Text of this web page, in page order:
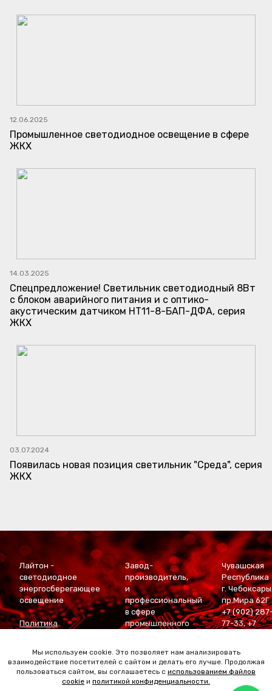
12.06.2025
Промышленное светодиодное освещение в сфере
ЖКХ
14.03.2025
Спецпредложение! Светильник светодиодный 8Вт
с блоком аварийного питания и с оптико-
акустическим датчиком НТ11-8-БАП-ДФА, серия
ЖКХ
03.07.2024
Появилась новая позиция светильник "Среда", серия
ЖКХ
Лайтон -
светодиодное
энергосберегающее
освещение
Политика
использования
файлов cookie
Завод-
производитель,
и
профессиональный
в сфере
промышленного
Golden Studio
продвижение
сайта
Чувашская
Республика
г.
пр.Мира 62Г
+7 (902)
77-33,+7
Мы используем cookie. Это позволяет нам анализировать
взаимодействие посетителей с сайтом и делать его лучше. Продолжая
пользоваться сайтом, вы соглашаетесь с использованием файлов
cookie и политикой конфиденциальности.